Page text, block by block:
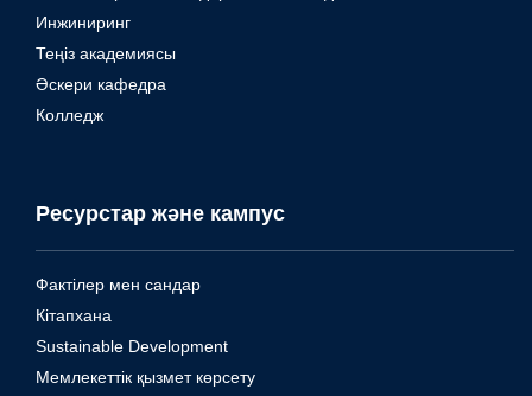
Инжиниринг
Теңіз академиясы
Әскери кафедра
Колледж
Ресурстар және кампус
Фактілер мен сандар
Кітапхана
Sustainable Development
Мемлекеттік қызмет көрсету